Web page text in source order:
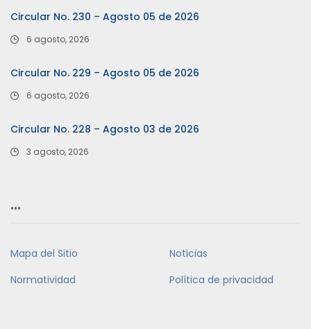
Circular No. 230 – Agosto 05 de 2026
6 agosto, 2026
Circular No. 229 – Agosto 05 de 2026
6 agosto, 2026
Circular No. 228 – Agosto 03 de 2026
3 agosto, 2026
…
Mapa del Sitio
Noticias
Normatividad
Política de privacidad